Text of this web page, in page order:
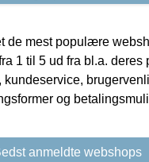
de mest populære
1 til 5 ud fra bl.a. deres
kundeservice,
og
anmeldte webshops